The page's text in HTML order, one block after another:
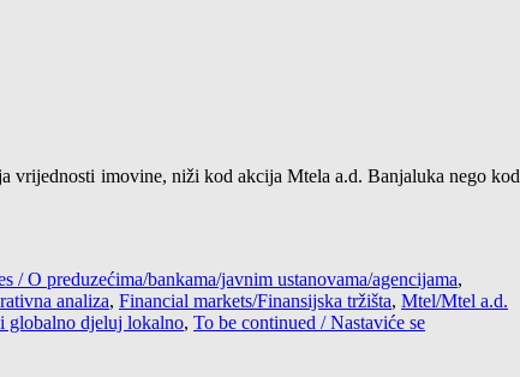
vrijednosti imovine, niži kod akcija Mtela a.d. Banjaluka nego kod
/ O preduzećima/bankama/javnim ustanovama/agencijama,
analiza, Financial markets/Finansijska tržišta, Mtel/Mtel a.d.
globalno djeluj lokalno, To be continued / Nastaviće se